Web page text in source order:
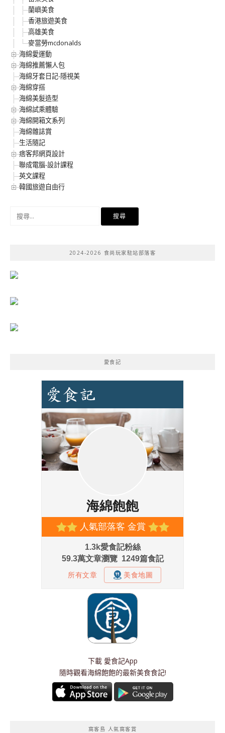
蘭嶼美食
香港旅遊美食
高雄美食
麥當勞mcdonalds
海綿愛運動
海綿推薦懶人包
海綿牙套日記-隱視美
海綿穿搭
海綿美髮造型
海綿試乘體驗
海綿開箱文系列
海綿雜誌賞
生活隨記
痞客邦網頁設計
聯成電腦-設計課程
英文課程
韓國旅遊自由行
2024-2026 食尚玩家駐站部落客
愛食記
下載 愛食記App
隨時觀看海綿飽飽的最新美食食記!
窩客島 人氣窩客賞